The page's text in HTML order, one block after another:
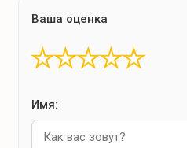
Ваша оценка
★
★
★
★
★
Имя: